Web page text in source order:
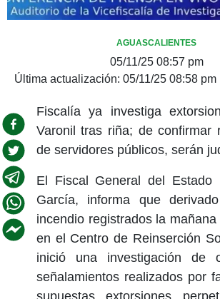
AGUASCALIENTES
05/11/25 08:57 pm
Última actualización: 05/11/25 08:58 pm|
Fiscalía ya investiga
Varonil tras riña; de confirmar
de servidores públicos, serán
El Fiscal General del Estado
García, informa que
incendio registrados la
en el Centro de Reinserción
inició una investigación de
señalamientos realizados por
supuestas extorsiones